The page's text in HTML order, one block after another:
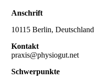
Anschrift
10115 Berlin, Deutschland
Kontakt
praxis@physiogut.net
Schwerpunkte